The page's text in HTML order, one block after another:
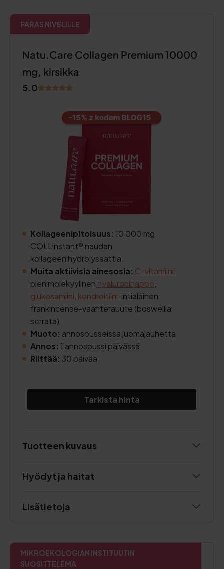
PARAS NIVELILLE
Natu.Care Collagen Premium 10000
mg, kirsikka
5.0
Kollageenipitoisuus: 10 000 mg
COLLinstant® naudan
kollageenihydrolysaattia.
Muita aktiivisia ainesosia: C-vitamiini
pienimolekyylinen hyaluronihappo
glukosamiini kondroitiini , intialainen
frankincense-vaahterauute (boswellia
serrata).
Muoto: annospusseissa juomajauhetta
Annos: 1 annospussi päivässä
Riittää: 30 päivää
Tarkista hinta
Tuotteen kuvaus
Hyödyt ja haitat
Lisätietoja
MIKROEKOLOGIAN INSTITUUTIN
SUOSITTELEMA